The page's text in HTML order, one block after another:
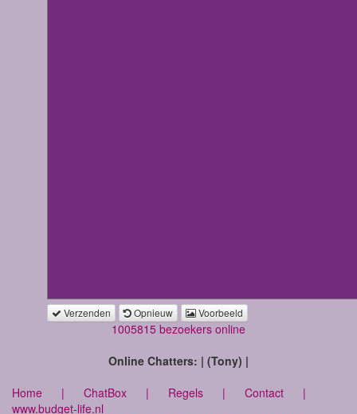
Verzenden Opnieuw Voorbeeld
1005815 bezoekers online
Online Chatters: | (Tony) |
Home | ChatBox | Regels | Contact |
www.budget-life.nl